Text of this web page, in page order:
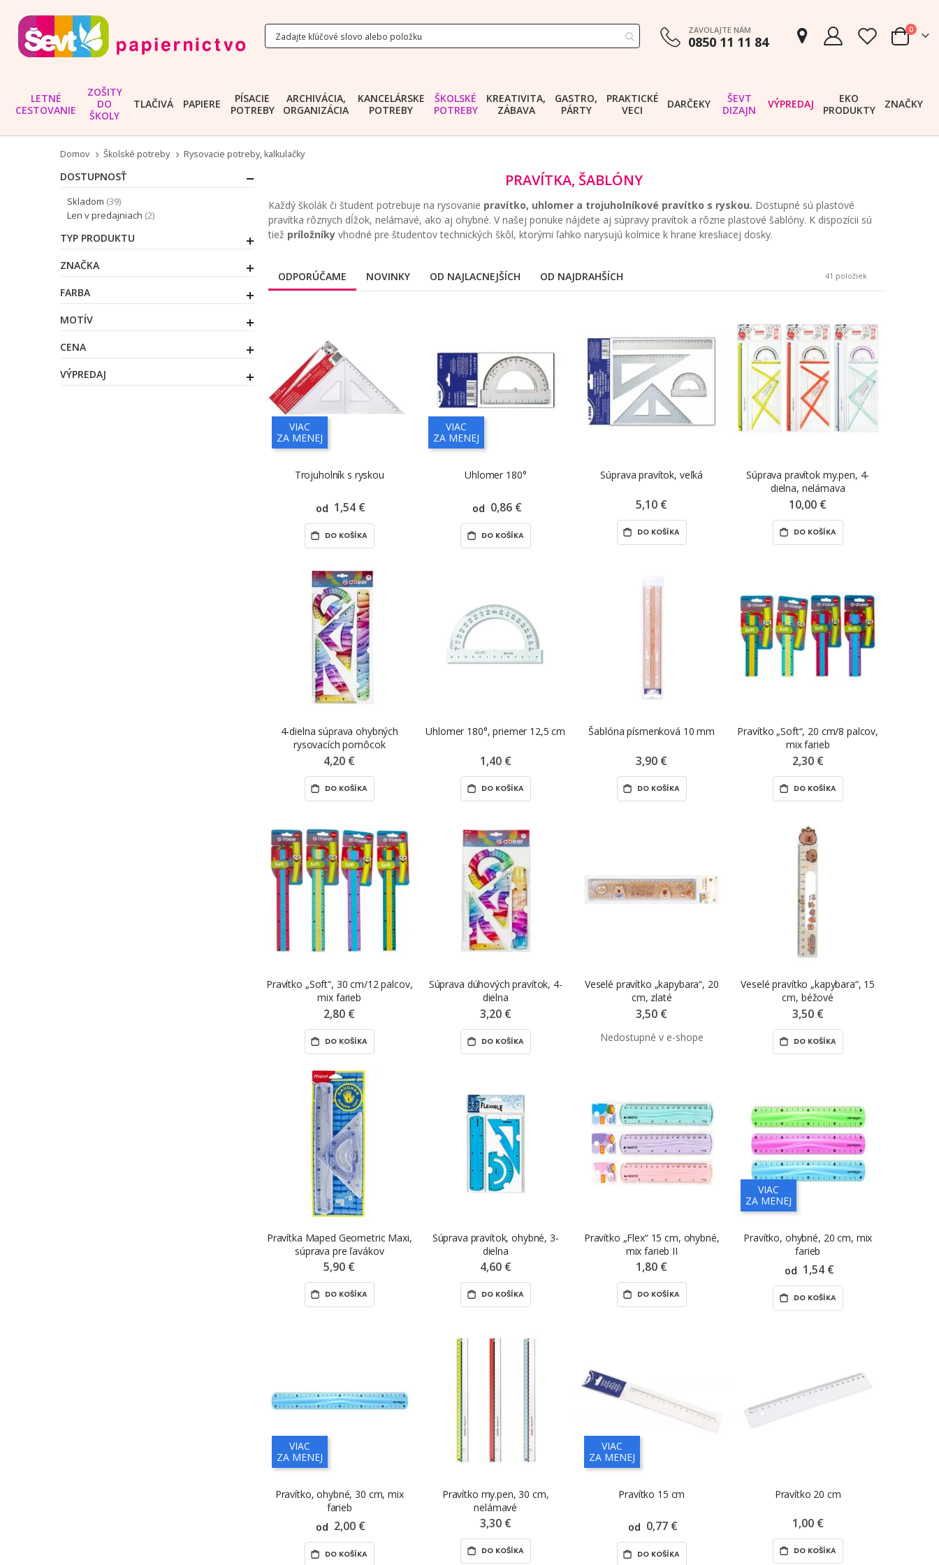
ZAVOLAJTE NÁM
0850 11 11 84 Cart
0
LETNÉ
CESTOVANIE
ZOŠITY
DO
ŠKOLY
TLAČIVÁ PAPIERE
PÍSACIE
POTREBY
ARCHIVÁCIA,
ORGANIZÁCIA
KANCELÁRSKE
POTREBY
ŠKOLSKÉ
POTREBY
KREATIVITA,
ZÁBAVA
GASTRO,
PÁRTY
PRAKTICKÉ
VECI
DARČEKY
ŠEVT
DIZAJN
VÝPREDAJ
EKO
PRODUKTY
ZNAČKY
Domov Školské potreby Rysovacie potreby, kalkulačky
PRAVÍTKA, ŠABLÓNY
Každý školák či študent potrebuje na rysovanie pravítko, uhlomer a trojuholníkové pravítko s ryskou. Dostupné sú plastové
pravítka rôznych dĺžok, nelámavé, ako aj ohybné. V našej ponuke nájdete aj súpravy pravítok a rôzne plastové šablóny. K dispozícii sú
tiež príložníky vhodné pre študentov technických škôl, ktorými ľahko narysujú kolmice k hrane kresliacej dosky.
ODPORÚČAME NOVINKY OD NAJLACNEJŠÍCH OD NAJDRAHŠÍCH 41 položiek
VIAC
ZA MENEJ
Trojuholník s ryskou
od 1,54 €
DO KOŠÍKA
VIAC
ZA MENEJ
Uhlomer 180°
od 0,86 €
DO KOŠÍKA
Súprava pravítok, veľká
5,10 €
DO KOŠÍKA
Súprava pravítok my.pen, 4-
dielna, nelámava
10,00 €
DO KOŠÍKA
4-dielna súprava ohybných
rysovacích pomôcok
4,20 €
DO KOŠÍKA
Uhlomer 180°, priemer 12,5 cm
1,40 €
DO KOŠÍKA
Šablóna písmenková 10 mm
3,90 €
DO KOŠÍKA
Pravítko „Soft“, 20 cm/8 palcov,
mix farieb
2,30 €
DO KOŠÍKA
Pravítko „Soft“, 30 cm/12 palcov,
mix farieb
2,80 €
DO KOŠÍKA
Súprava dúhových pravítok, 4-
dielna
3,20 €
DO KOŠÍKA
Veselé pravítko „kapybara“, 20
cm, zlaté
3,50 €
Veselé pravítko „kapybara“, 15
cm, béžové
3,50 €
DO KOŠÍKA
Pravítka Maped Geometric Maxi,
súprava pre ľavákov
5,90 €
DO KOŠÍKA
Súprava pravítok, ohybné, 3-
dielna
4,60 €
DO KOŠÍKA
Pravítko „Flex“ 15 cm, ohybné,
mix farieb II
1,80 €
DO KOŠÍKA
VIAC
ZA MENEJ
Pravítko, ohybné, 20 cm, mix
farieb
od 1,54 €
DO KOŠÍKA
VIAC
ZA MENEJ
Pravítko, ohybné, 30 cm, mix
farieb
od 2,00 €
DO KOŠÍKA
Pravítko my.pen, 30 cm,
nelámavé
3,30 €
DO KOŠÍKA
VIAC
ZA MENEJ
Pravítko 15 cm
od 0,77 €
DO KOŠÍKA
Pravítko 20 cm
1,00 €
DO KOŠÍKA
DOSTUPNOSŤ
Skladom 39
položky
Len v predajniach 2
položky
TYP PRODUKTU
ZNAČKA
FARBA
MOTÍV
CENA
VÝPREDAJ